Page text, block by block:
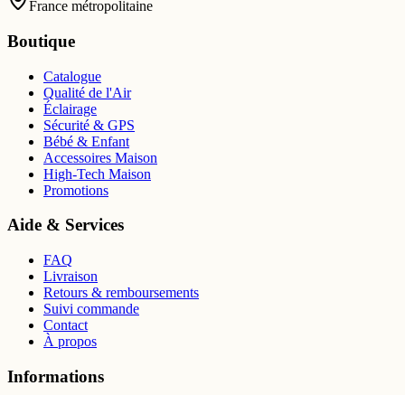
France métropolitaine
Boutique
Catalogue
Qualité de l'Air
Éclairage
Sécurité & GPS
Bébé & Enfant
Accessoires Maison
High-Tech Maison
Promotions
Aide & Services
FAQ
Livraison
Retours & remboursements
Suivi commande
Contact
À propos
Informations